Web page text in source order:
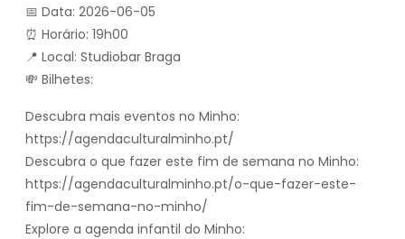
📅 Data: 2026-06-05
⏰ Horário: 19h00
📍 Local: Studiobar Braga
💸 Bilhetes:
Descubra mais eventos no Minho:
https://agendaculturalminho.pt/
Descubra o que fazer este fim de semana no Minho:
https://agendaculturalminho.pt/o-que-fazer-este-
fim-de-semana-no-minho/
Explore a agenda infantil do Minho: